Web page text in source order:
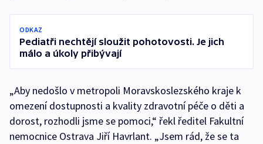
ODKAZ
Pediatři nechtějí sloužit pohotovosti. Je jich
málo a úkoly přibývají
„Aby nedošlo v metropoli Moravskoslezského kraje k
omezení dostupnosti a kvality zdravotní péče o děti a
dorost, rozhodli jsme se pomoci,“ řekl ředitel Fakultní
nemocnice Ostrava Jiří Havrlant. „Jsem rád, že se ta